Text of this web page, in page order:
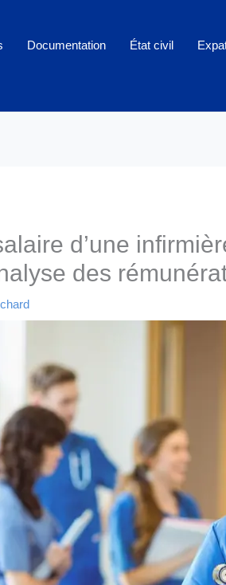
Documentation État civil
d’une
des